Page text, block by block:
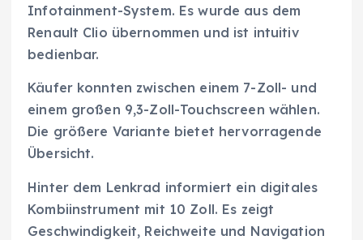
Infotainment-System. Es wurde aus dem
Renault Clio übernommen und ist intuitiv
bedienbar.
Käufer konnten zwischen einem 7-Zoll- und
einem großen 9,3-Zoll-Touchscreen wählen.
Die größere Variante bietet hervorragende
Übersicht.
Hinter dem Lenkrad informiert ein digitales
Kombiinstrument mit 10 Zoll. Es zeigt
Geschwindigkeit, Reichweite und Navigation